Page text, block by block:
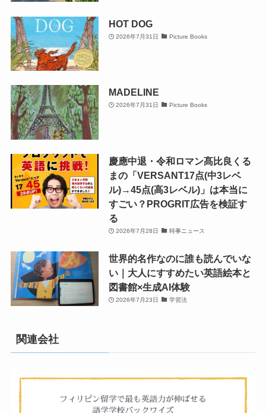
HOT DOG
2026年7月31日 Picture Books
MADELINE
2026年7月31日 Picture Books
慶應中退・令和ロマン髙比良くる
まの「VERSANT17点(中3レベ
ル)→45点(高3レベル)」は本当に
すごい？PROGRIT広告を検証す
る
2026年7月28日 時事ニュース
世界的名作なのに誰も読んでいな
い｜大人にすすめたい英語絵本と
図書館×生成AI体験
2026年7月23日 学習法
関連会社